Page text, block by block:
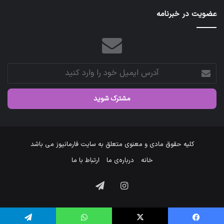
عضویت در خبرنامه
آدرس
ایمیل
خود
وارد
کلیه حقوق مادی و معنوی متعلق به سایت فارمانیوز می باشد
خانه
درباره‌ی ما ارتباط با ما
اینستاگرام